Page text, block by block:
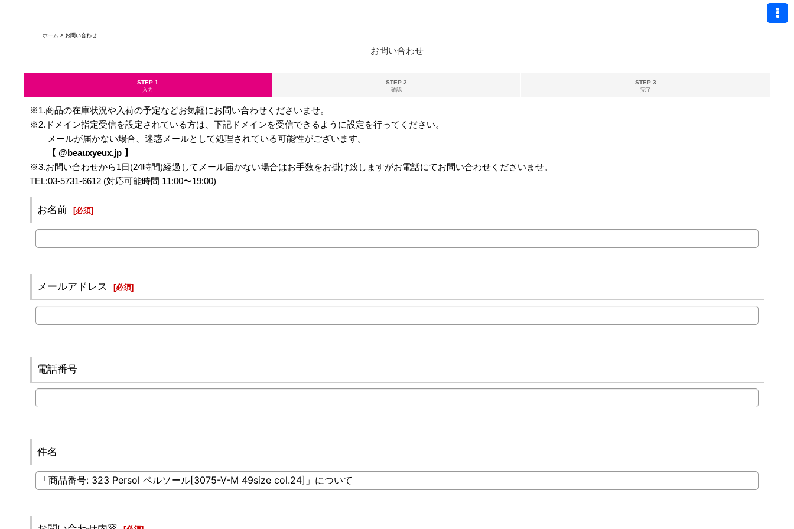
ホーム > お問い合わせ
お問い合わせ
STEP 1
入力
STEP 2
確認
STEP 3
完了
※1.商品の在庫状況や入荷の予定などお気軽にお問い合わせくださいませ。
※2.ドメイン指定受信を設定されている方は、下記ドメインを受信できるように設定を行ってください。
メールが届かない場合、迷惑メールとして処理されている可能性がございます。
【 @beauxyeux.jp 】
※3.お問い合わせから1日(24時間)経過してメール届かない場合はお手数をお掛け致しますがお電話にてお問い合わせくださいませ。
TEL:03-5731-6612 (対応可能時間 11:00〜19:00)
お名前 [必須]
メールアドレス [必須]
電話番号
件名